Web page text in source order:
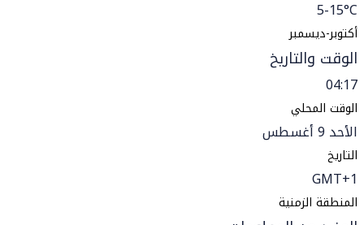
5-15°C
أكتوبر-ديسمبر
الوقت والتاريخ
04:17
الوقت المحلي
الأحد 9 أغسطس
التاريخ
GMT+1
المنطقة الزمنية